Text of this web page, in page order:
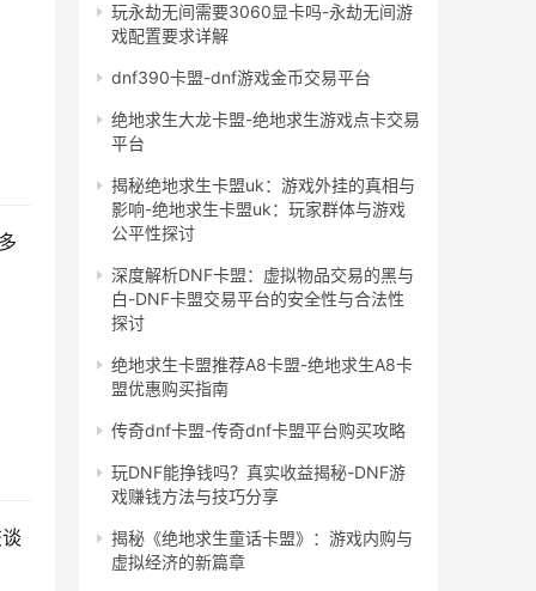
玩永劫无间需要3060显卡吗-永劫无间游
戏配置要求详解
dnf390卡盟-dnf游戏金币交易平台
绝地求生大龙卡盟-绝地求生游戏点卡交易
平台
揭秘绝地求生卡盟uk：游戏外挂的真相与
影响-绝地求生卡盟uk：玩家群体与游戏
公平性探讨
深度解析DNF卡盟：虚拟物品交易的黑与
白-DNF卡盟交易平台的安全性与合法性
探讨
绝地求生卡盟推荐A8卡盟-绝地求生A8卡
盟优惠购买指南
传奇dnf卡盟-传奇dnf卡盟平台购买攻略
玩DNF能挣钱吗？真实收益揭秘-DNF游
戏赚钱方法与技巧分享
揭秘《绝地求生童话卡盟》：游戏内购与
虚拟经济的新篇章